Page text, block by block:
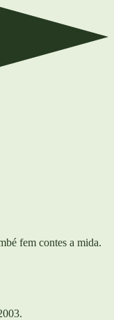
fem contes a mida.